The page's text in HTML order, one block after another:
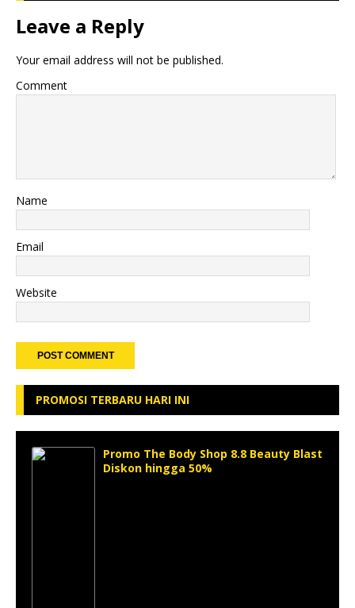
Leave a Reply
Your email address will not be published.
Comment
Name
Email
Website
PROMOSI TERBARU HARI INI
Promo The Body Shop 8.8 Beauty Blast
Diskon hingga 50%